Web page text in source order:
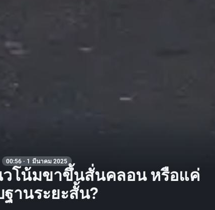
00:56 · 1 มีนาคม 2025
วโน้มขาขึ้นสั่นคลอน หรือแค่
ฐานระยะสั้น?